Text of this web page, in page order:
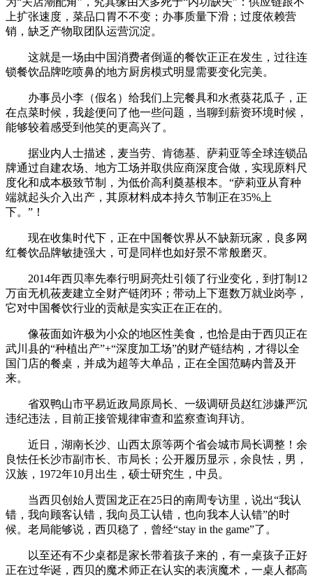
上扩张速度，菜品口胃不不变；办事质量下滑；过度依赖营
销，缺乏产物取团队运营沉淀。
这就是一场由中国消费者倒逼的餐饮正正在发生，过往连
锁餐饮品牌吃喷鼻的地方厨房模式明显需要变化完美。
办事员小李（假名）给我们上完餐具和水煮葵花瓜子，正
在点菜时候，我趁便问了他一些问题，当聊到薪资环境时候，
能够较着感受到他笑的更高兴了。
据业内人士描述，麦当劳、肯德基、萨莉亚等全球连锁品
牌通过自建农场、地方工场并取供应商深度合做，实现原料尺
度化和成本极致节制，为低价高利奠基根本。“萨莉亚从育种
端就起头介入出产，其原材料成本持久节制正在35%上
下。”！
现在收集时代下，正在中国餐饮界从不缺新玩家，良多网
红餐饮品牌敏捷强大，可是同样也如好景不常般磨灭。
2014年西贝率先奉行明厨亮灶引领了行业变化，到打制12
万亩无机莜麦建立全财产链闭环；带动上下逛数万就业岗亭，
它对中国餐饮行业的贡献是实实正在正在的。
像莜面如许极为小众的地区性美食，也恰是由于西贝正在
武川县的“种植出产”+“深度加工场”的财产链结构，才得以全
国门店的餐桌，并成为超等大单品，正在全国范畴内普及开
来。
省双鸭山市平易近政局原局长、一级调研员赵红涉嫌严沉
违纪违法，目前正接管规律审查和监察查询拜访。
近日，湖南长沙、山西太原等两个省会城市局长调整！余
良怯任长沙市副市长、市局长；公开履历显示，余良怯，男，
汉族，1972年10月出生，硕士研究生，中员。
当西贝创始人贾国龙正在25日的南周专访里，说出“我认
错，我向顾客认错，我向员工认错，也向我本人认错”的时
候。老局能够说，西贝稳了，曾经“stay in the game”了。
以至还有不少桌都是家长带着孩子来的，有一桌孩子正好
正在过华诞，西贝的魔术师正在认实的表演魔术，一桌人都高